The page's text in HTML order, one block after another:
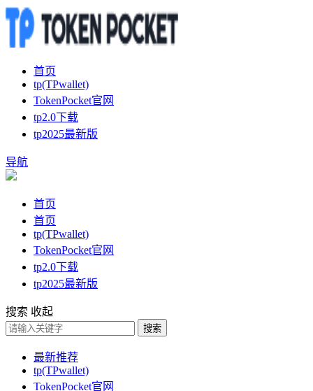
首页
tp(TPwallet)
TokenPocket官网
tp2.0下载
tp2025最新版
导航
首页
首页
tp(TPwallet)
TokenPocket官网
tp2.0下载
tp2025最新版
搜索 收起
搜索
最新推荐
tp(TPwallet)
TokenPocket官网